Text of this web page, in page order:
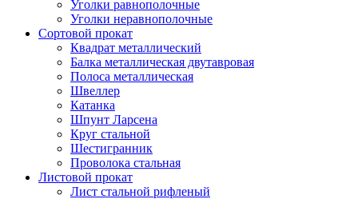
Уголки равнополочные
Уголки неравнополочные
Сортовой прокат
Квадрат металлический
Балка металлическая двутавровая
Полоса металлическая
Швеллер
Катанка
Шпунт Ларсена
Круг стальной
Шестигранник
Проволока стальная
Листовой прокат
Лист стальной рифленый